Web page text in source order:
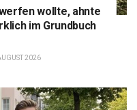
wollte, ahnte
im Grundbuch
2026